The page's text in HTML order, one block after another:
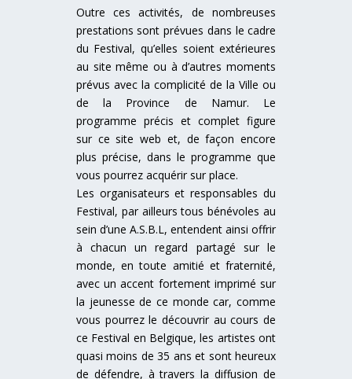
Outre ces activités, de nombreuses
prestations sont prévues dans le cadre
du Festival, qu’elles soient extérieures
au site même ou à d’autres moments
prévus avec la complicité de la Ville ou
de la Province de Namur. Le
programme précis et complet figure
sur ce site web et, de façon encore
plus précise, dans le programme que
vous pourrez acquérir sur place.
Les organisateurs et responsables du
Festival, par ailleurs tous bénévoles au
sein d’une A.S.B.L, entendent ainsi offrir
à chacun un regard partagé sur le
monde, en toute amitié et fraternité,
avec un accent fortement imprimé sur
la jeunesse de ce monde car, comme
vous pourrez le découvrir au cours de
ce Festival en Belgique, les artistes ont
quasi moins de 35 ans et sont heureux
de défendre, à travers la diffusion de